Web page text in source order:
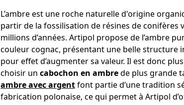
L’ambre est une roche naturelle d'origine
partir de la fossilisation de résines de conifères
millions d’années. Artipol propose de l’ambre
couleur cognac, présentant une belle structure
pour effet d’augmenter sa valeur. Il est donc
choisir un cabochon en ambrede plus grande
ambre avec argentfont partie d’une tradition
fabrication polonaise, ce qui permet à Artipol